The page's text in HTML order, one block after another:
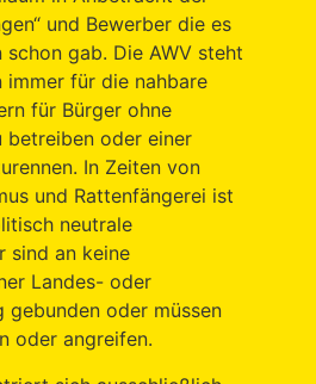
und Bewerber die es
schon gab. Die AWV steht
immer für die nahbare
für Bürger ohne
betreiben oder einer
In Zeiten von
und Rattenfängerei ist
neutrale
sind an keine
Landes- oder
gebunden oder müssen
oder angreifen.